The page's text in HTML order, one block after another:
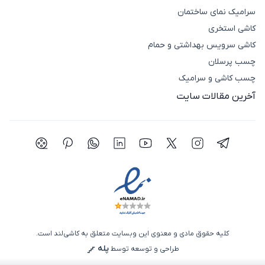
سرامیک نمای ساختمان
کاشی استخری
کاشی سرویس بهداشتی و حمام
چسب پرسلان
چسب کاشی و سرامیک
آخرین مقالات سایت
کلیه حقوق مادی و معنوی این وبسایت متعلق به کاشی‌لند است.
طراحی و توسعه توسطپله
شبکه اجتماعی تلگرام
شبکه اجتماعی اینستاگرام
شبکه اجتماعی توییتر(ایکس)
شبکه اجتماعی یوتیوب
شبکه اجتماعی لینکدین
شبکه اجتماعی واتساپ
شبکه اجتماعی
شبکه